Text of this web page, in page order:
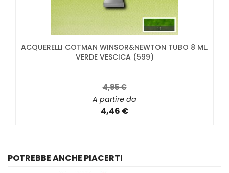
ACQUERELLI COTMAN WINSOR&NEWTON TUBO 8 ML.
VERDE VESCICA (599)
4,95 €
A partire da
4,46 €
POTREBBE ANCHE PIACERTI